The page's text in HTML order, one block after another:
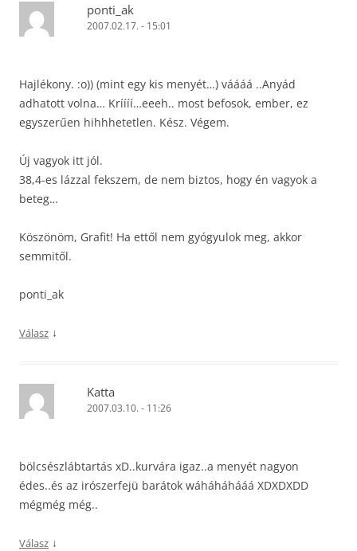
ponti_ak
2007.02.17. - 15:01
Hajlékony. :o)) (mint egy kis menyét…) váááá ..Anyád
adhatott volna… Kríííí…eeeh.. most befosok, ember, ez
egyszerűen hihhhetetlen. Kész. Végem.
Új vagyok itt jól.
38,4-es lázzal fekszem, de nem biztos, hogy én vagyok a
beteg…
Köszönöm, Grafit! Ha ettől nem gyógyulok meg, akkor
semmitől.
ponti_ak
Válasz ↓
Katta
2007.03.10. - 11:26
bölcsészlábtartás xD..kurvára igaz..a menyét nagyon
édes..és az irószerfejü barátok wáháháhááá XDXDXDD
mégmég még..
Válasz ↓